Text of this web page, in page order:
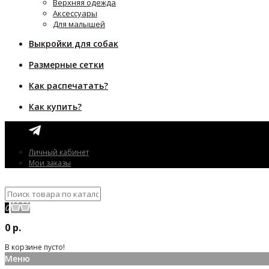
Верхняя одежда
Аксессуары
Для малышей
Выкройки для собак
Размерные сетки
Как распечатать?
Как купить?
Личный кабинет
Мои заказы
0
0 р.
В корзине пусто!
Меню